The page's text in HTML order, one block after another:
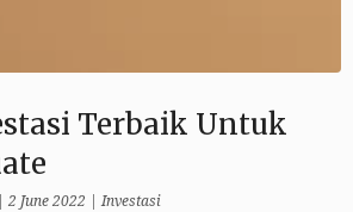
Terbaik Untuk
2 June 2022 |Investasi